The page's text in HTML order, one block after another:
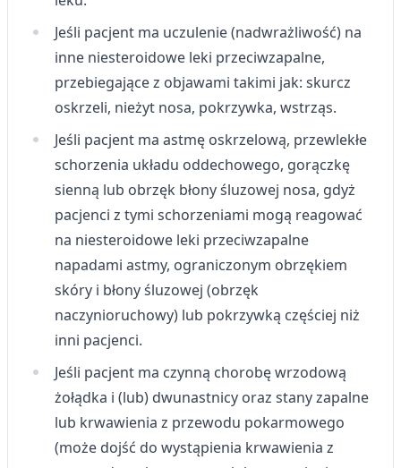
Jeśli pacjent ma uczulenie (nadwrażliwość) na
inne niesteroidowe leki przeciwzapalne,
przebiegające z objawami takimi jak: skurcz
oskrzeli, nieżyt nosa, pokrzywka, wstrząs.
Jeśli pacjent ma astmę oskrzelową, przewlekłe
schorzenia układu oddechowego, gorączkę
sienną lub obrzęk błony śluzowej nosa, gdyż
pacjenci z tymi schorzeniami mogą reagować
na niesteroidowe leki przeciwzapalne
napadami astmy, ograniczonym obrzękiem
skóry i błony śluzowej (obrzęk
naczynioruchowy) lub pokrzywką częściej niż
inni pacjenci.
Jeśli pacjent ma czynną chorobę wrzodową
żołądka i (lub) dwunastnicy oraz stany zapalne
lub krwawienia z przewodu pokarmowego
(może dojść do wystąpienia krwawienia z